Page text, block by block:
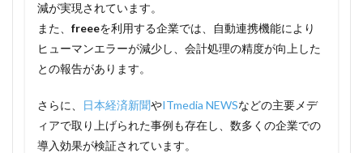
減が実現されています。
また、 freeeを利用する企業では、自動連携機能により
ヒューマンエラーが減少し、会計処理の精度が向上した
との報告があります。
さらに、 日本経済新聞やITmedia NEWSなどの主要メデ
ィアで取り上げられた事例も存在し、数多くの企業での
導入効果が検証されています。